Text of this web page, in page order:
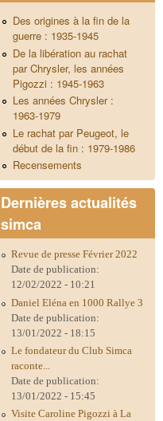
Des origines à la fin de la
guerre : 1935-1945
De la libération au rachat
par Chrysler, les années
Pigozzi : 1945-1963
Les années Chrysler :
1963-1979
Le rachat par Peugeot, le
début de la fin : 1979-1986
Recensements
Dernières actualités
simca
Revue de presse Février 2022
Date de publication:
12/02/2022 - 10:21
Daniel Eléna en 1000 Rallye 3
Date de publication:
13/01/2022 - 18:15
Le fondateur du Club Simca
raconte...
Date de publication:
13/01/2022 - 15:45
Visite Caroline Pigozzi à La